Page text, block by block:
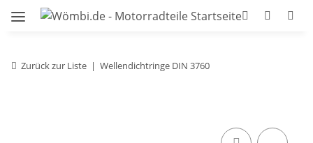
Zurück zur Liste Wellendichtringe DIN 3760